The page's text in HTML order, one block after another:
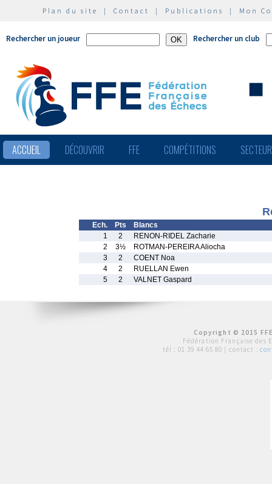
Plan du site | Contact | Publications | Mon
Rechercher un joueur Rechercher un club
ACCUEIL DÉCOUVRIR FFE COMPÉTITIONS
Ech. Pts
Blancs
1
2
RENON-RIDEL Zacharie
2
3½
ROTMAN-PEREIRA Aliocha
3
2
COENT Noa
4
2
RUELLAN Ewen
5
2 VALNET Gaspard
Copyright © 2015
Fédération Française des
tél : 01 39 44 65 80 | contact :